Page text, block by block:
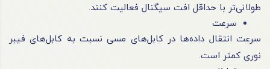
طولانی‌تر با حداقل افت سیگنال فعالیت کنند.
سرعت
سرعت انتقال داده‌ها در کابل‌های مسی نسبت به کابل‌های فیبر
نوری کمتر است.